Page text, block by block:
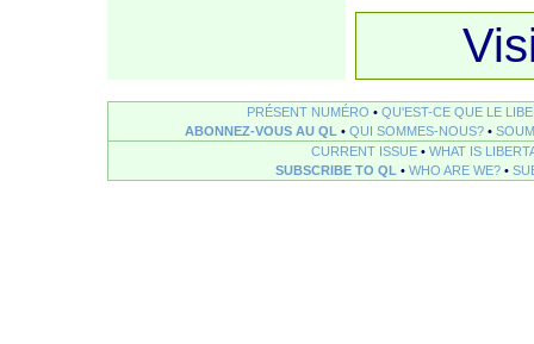
PRÉSENT NUMÉRO • QU'EST-CE QUE LE
ABONNEZ-VOUS AU QL • QUI SOMMES-NOUS? •
CURRENT ISSUE • WHAT IS
SUBSCRIBE TO QL • WHO ARE WE?•